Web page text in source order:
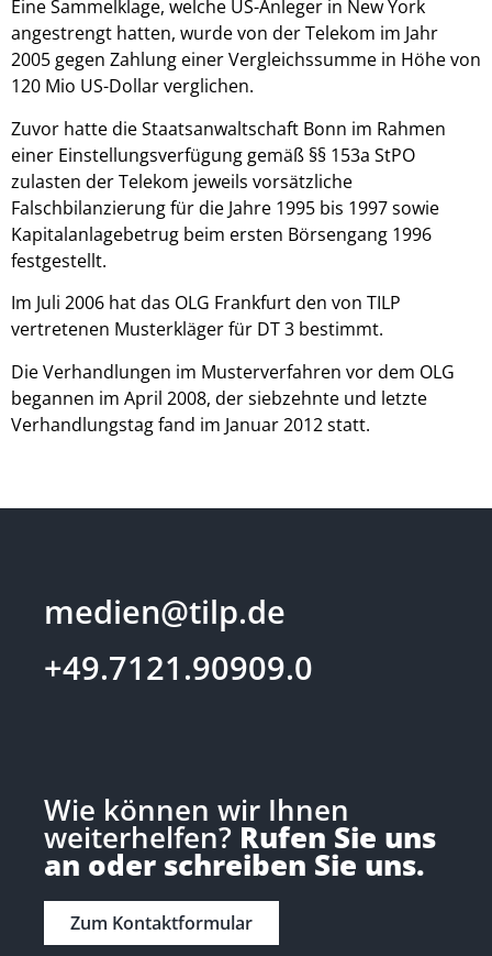
Eine Sammelklage, welche US-Anleger in New York
angestrengt hatten, wurde von der Telekom im Jahr
2005 gegen Zahlung einer Vergleichssumme in Höhe von
120 Mio US-Dollar verglichen.
Zuvor hatte die Staatsanwaltschaft Bonn im Rahmen
einer Einstellungsverfügung gemäß §§ 153a StPO
zulasten der Telekom jeweils vorsätzliche
Falschbilanzierung für die Jahre 1995 bis 1997 sowie
Kapitalanlagebetrug beim ersten Börsengang 1996
festgestellt.
Im Juli 2006 hat das OLG Frankfurt den von TILP
vertretenen Musterkläger für DT 3 bestimmt.
Die Verhandlungen im Musterverfahren vor dem OLG
begannen im April 2008, der siebzehnte und letzte
Verhandlungstag fand im Januar 2012 statt.
medien@tilp.de
+49.7121.90909.0
Wie können wir Ihnen
weiterhelfen? Rufen Sie uns
an oder schreiben Sie uns.
Zum Kontaktformular